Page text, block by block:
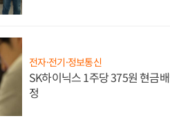
전자·전기·정보통신
SK하이닉스 1주당 375원 현금
정